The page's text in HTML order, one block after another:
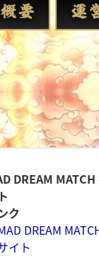
DREAM
ク
DREAM
イト